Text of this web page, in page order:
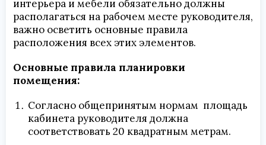
интерьера и мебели обязательно должны
располагаться на рабочем месте руководителя,
важно осветить основные правила
расположения всех этих элементов.
Основные правила планировки
помещения:
Согласно общепринятым нормам площадь
кабинета руководителя должна
соответствовать 20 квадратным метрам.